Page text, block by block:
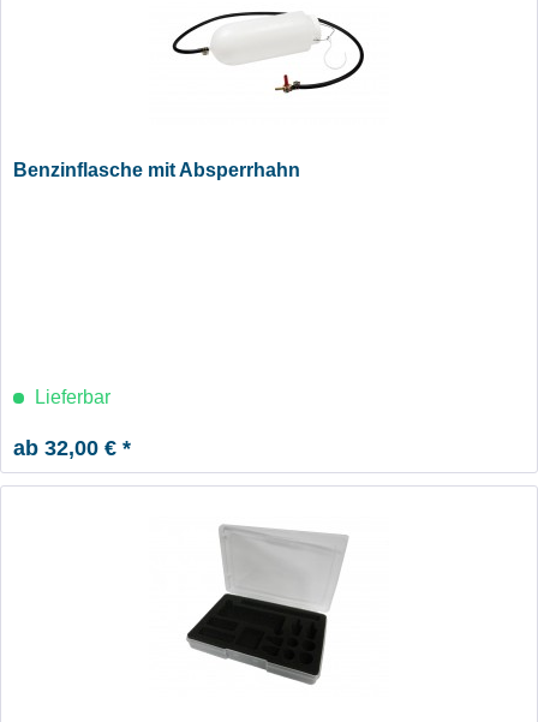
Benzinflasche mit Absperrhahn
Lieferbar
ab 32,00 € *